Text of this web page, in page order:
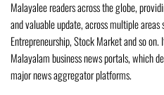
Malayalee readers across the globe,
and valuable update, across multiple areas
Entrepreneurship, Stock Market and so
Malayalam business news portals, which
major news aggregator platforms.